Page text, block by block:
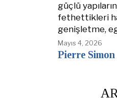
güçlü
fethettikleri
genişletme,
Mayıs 4, 2026
Pierre Simon